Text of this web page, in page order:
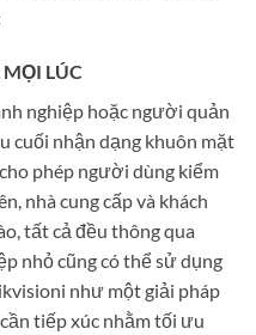
LÚC
nghiệp hoặc người quản
cuối nhận dạng khuôn mặt
phép người dùng kiểm
nhà cung cấp và khách
tất cả đều thông qua
nhỏ cũng có thể sử dụng
như một giải pháp
tiếp xúc nhằm tối ưu